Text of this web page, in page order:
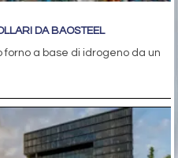
DA BAOSTEEL
forno a base di idrogeno da un